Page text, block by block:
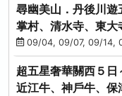
尋幽美山．丹後川
掌村、清水寺、東
09/04, 09/07, 09/14,
超五星奢華關西５日
近江牛、神戶牛、保